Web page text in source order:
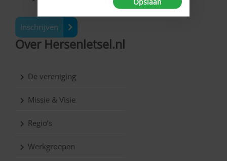
Inschrijven
Over Hersenletsel.nl
De vereniging
Missie & Visie
Regio’s
Werkgroepen